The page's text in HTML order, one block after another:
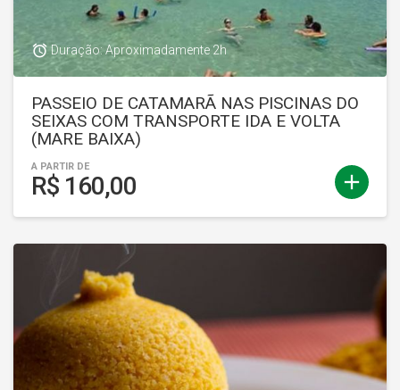
add
access_alarm Duração: Aproximadamente 2h
PASSEIO DE CATAMARÃ NAS PISCINAS DO
SEIXAS COM TRANSPORTE IDA E VOLTA
(MARE BAIXA)
A PARTIR DE
R$ 160,00